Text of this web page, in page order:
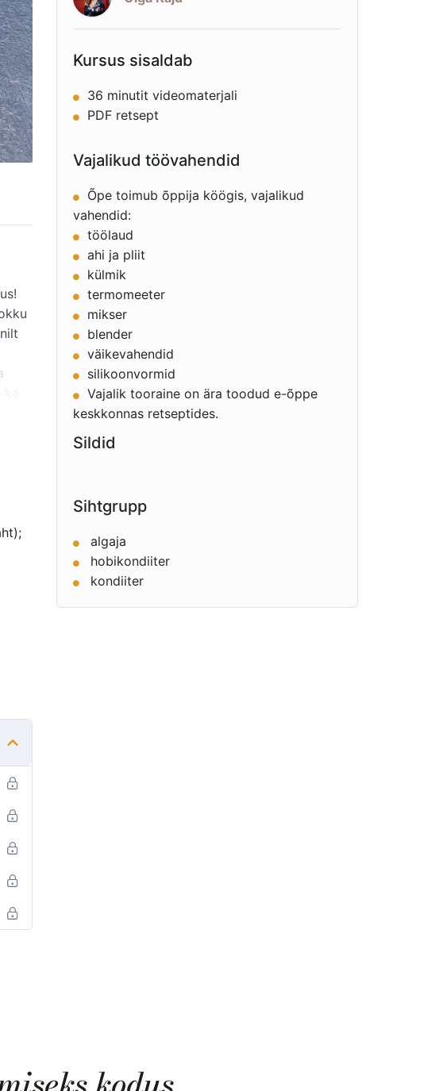
Kursus sisaldab
36 minutit videomaterjali
PDF retsept
Vajalikud töövahendid
Õpe toimub õppija köögis, vajalikud
vahendid:
töölaud
ahi ja pliit
külmik
termomeeter
mikser
blender
väikevahendid
silikoonvormid
Vajalik tooraine on ära toodud e-õppe
keskkonnas retseptides.
Sildid
Sihtgrupp
algaja
hobikondiiter
kondiiter